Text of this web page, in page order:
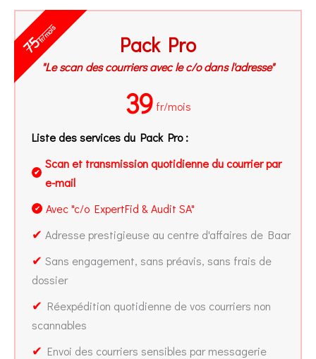
Pack Pro
"Le scan des courriers avec le c/o dans l'adresse"
39 fr/mois
Liste des services du Pack Pro :
✔
Scan et transmission quotidienne du courrier par
e-mail
✔ Avec "c/o ExpertFid & Audit SA"
✔ Adresse prestigieuse au centre d'affaires de Baar
✔ Sans engagement, sans préavis, sans frais de
dossier
✔ Réexpédition quotidienne de vos courriers non
scannables
✔ Envoi des courriers sensibles par messagerie
75fr/mois